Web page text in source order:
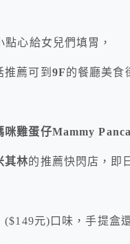
點心給女兒們填胃，
薦可到 9F的餐廳美食
咪雞蛋仔Mammy
其林的推薦快閃店，即
元)口味，手提盒